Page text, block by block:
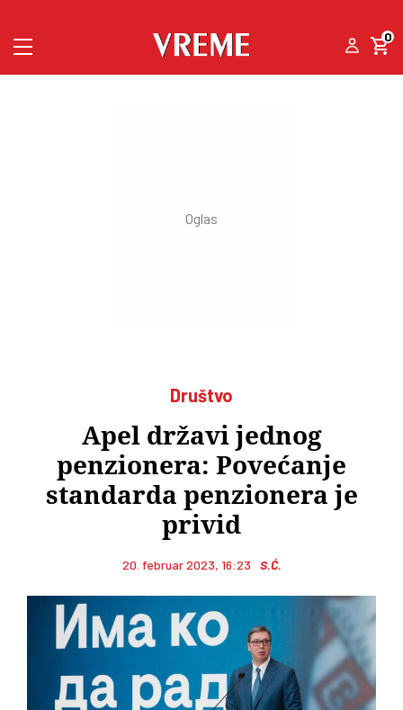
0
Društvo
Apel državi jednog
penzionera: Povećanje
standarda penzionera je
privid
20. februar 2023, 16:23 S.Ć.